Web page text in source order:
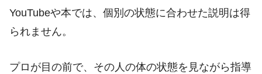
YouTubeや本では、個別の状態に合わせた説明は得
られません。
プロが目の前で、その人の体の状態を見ながら指導